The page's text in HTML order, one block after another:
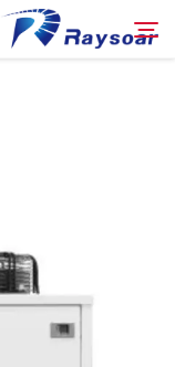
الأجزاء الوظيفية